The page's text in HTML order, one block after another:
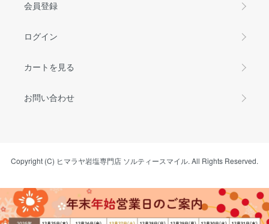
会員登録
ログイン
カートを見る
お問い合わせ
Copyright (C) ヒマラヤ岩塩専門店 ソルティースマイル. All Rights Reserved.